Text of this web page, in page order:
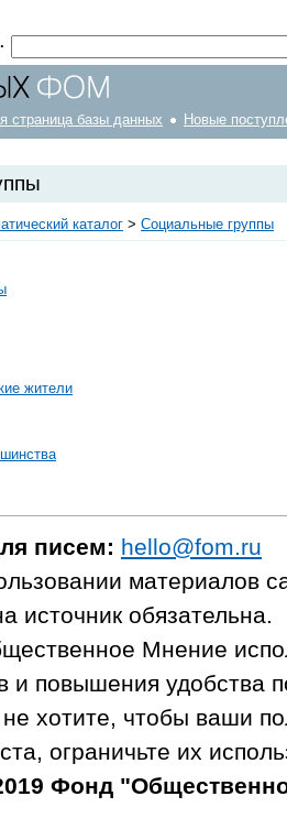
·
страница базы данных Новые
каталог > Социальные группы
жители
писем: hello@fom.ru
материалов
источник обязательна.
Мнение
и повышения удобства
хотите, чтобы ваши
ограничьте их
Фонд